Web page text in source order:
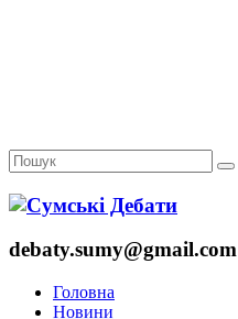
debaty.sumy@gmail.com
Головна
Новини